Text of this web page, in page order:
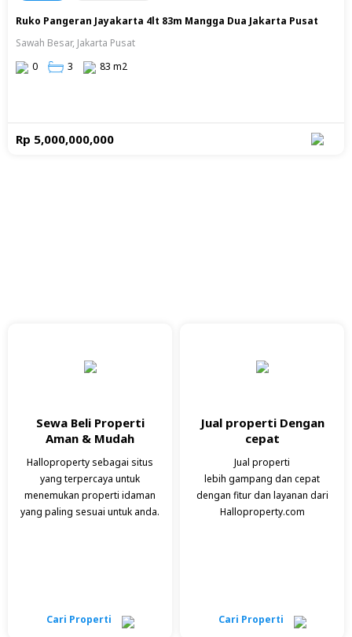
Ruko Pangeran Jayakarta 4lt 83m Mangga Dua Jakarta Pusat
Sawah Besar, Jakarta Pusat
0
3 83 m2
Rp 5,000,000,000
Sewa Beli Properti
Aman & Mudah
Halloproperty sebagai situs
yang terpercaya untuk
menemukan properti idaman
yang paling sesuai untuk anda.
Cari Properti
Jual properti Dengan
cepat
Jual properti
lebih gampang dan cepat
dengan fitur dan layanan dari
Halloproperty.com
Cari Properti